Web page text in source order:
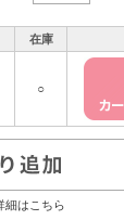
在庫
○
細はこちら